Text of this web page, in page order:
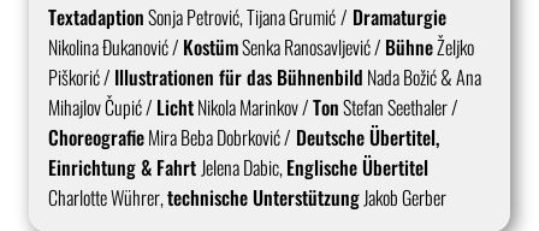
TextadaptionSonja Petrović, Tijana Grumić/ Dramaturgie
Nikolina Đukanović / KostümSenka Ranosavljević / BühneŽeljko
Piškorić / Illustrationen für das Bühnenbild Nada Božić & Ana
Mihajlov Čupić / LichtNikola Marinkov /TonStefan Seethaler /
ChoreografieMira Beba Dobrković / Deutsche Übertitel,
Einrichtung & Fahrt Jelena Dabic,Englische Übertitel
Charlotte Wührer,technische Unterstützung Jakob Gerber